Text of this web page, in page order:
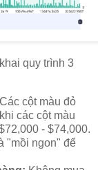
quy trình 3
Các cột màu đỏ
các cột màu
- $74,000.
"mồi ngon" để